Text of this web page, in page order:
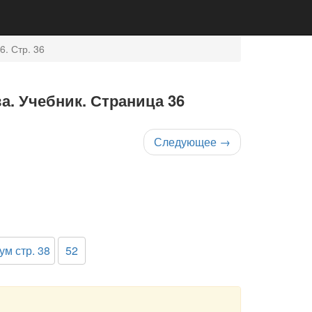
Стр. 36
Учебник. Страница 36
Следующее →
стр. 38 52